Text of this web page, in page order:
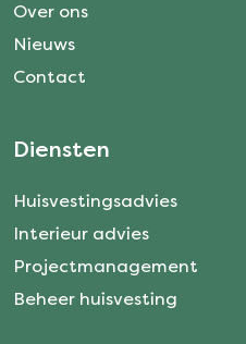
Over ons
Nieuws
Contact
Diensten
Huisvestingsadvies
Interieur advies
Projectmanagement
Beheer huisvesting